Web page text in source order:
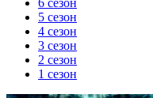
5 сезон
4 сезон
3 сезон
2 сезон
1 сезон